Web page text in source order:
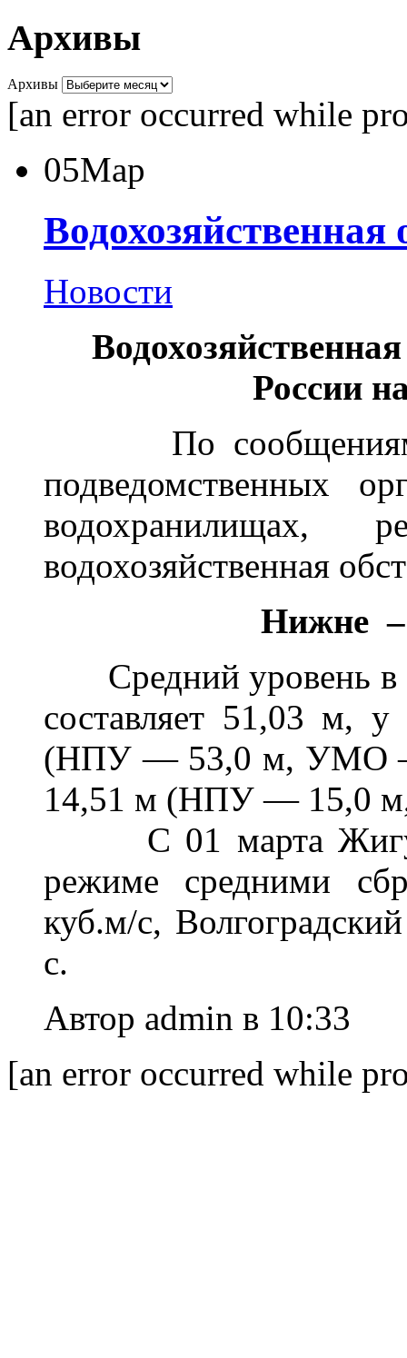
Архивы
Архивы
[an error occurred while
05Мар
Водохозяйственная
Новости
России
По сообщениям
подведомственных
водохозяйственная
Нижне
Средний уровень в
составляет 51,03 м,
(НПУ — 53,0 м, УМО —
14,51 м (НПУ — 15,0
С 01 марта
режиме средними
куб.м/с,
с.
Автор admin в 10:33
[an error occurred while